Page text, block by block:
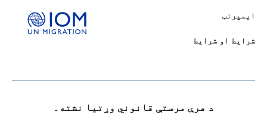
ايمپرنټ
شرایط او شرایط
د هرې مرستې قانوني وړتيا نشته۔